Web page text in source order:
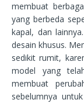
membuat
yang berbeda
kapal, dan
desain khusus.
sedikit rumit,
model yang
membuat
sebelumnya